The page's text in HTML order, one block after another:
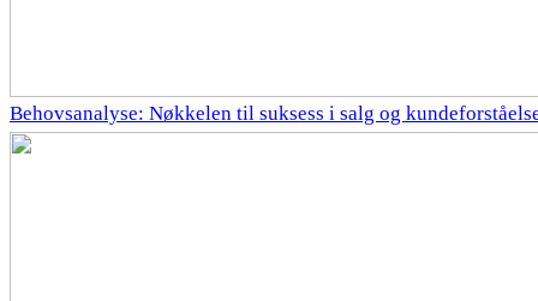
Behovsanalyse: Nøkkelen til suksess i salg og